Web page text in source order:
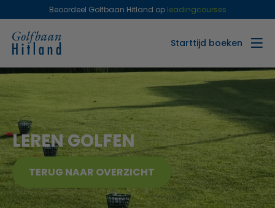
Beoordeel Golfbaan Hitland op leadingcourses
Starttijd boeken
LEREN GOLFEN
TERUG NAAR OVERZICHT